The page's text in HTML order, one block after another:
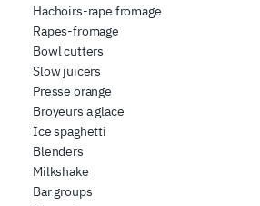
Hachoirs-rape fromage
Rapes-fromage
Bowl cutters
Slow juicers
Presse orange
Broyeurs a glace
Ice spaghetti
Blenders
Milkshake
Bar groups